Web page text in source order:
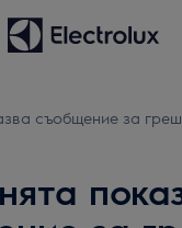
съобщение за